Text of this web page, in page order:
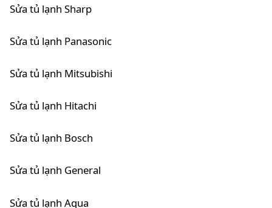
Sửa tủ lạnh Sharp
Sửa tủ lạnh Panasonic
Sửa tủ lạnh Mitsubishi
Sửa tủ lạnh Hitachi
Sửa tủ lạnh Bosch
Sửa tủ lạnh General
Sửa tủ lạnh Aqua